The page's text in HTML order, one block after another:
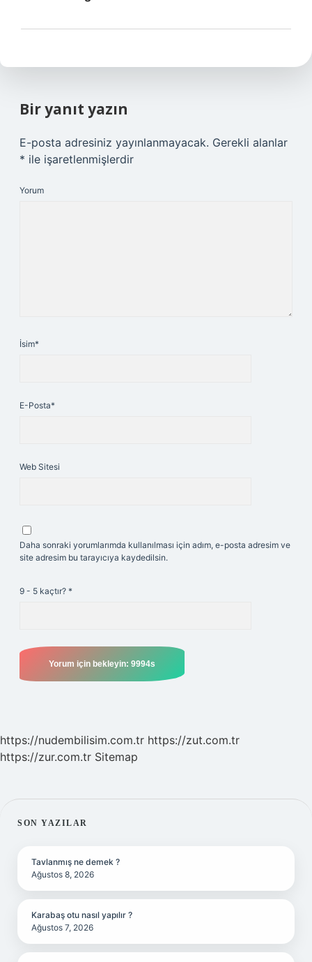
Bir yanıt yazın
E-posta adresiniz yayınlanmayacak. Gerekli alanlar
* ile işaretlenmişlerdir
Yorum
İsim*
E-Posta*
Web Sitesi
Daha sonraki yorumlarımda kullanılması için adım, e-posta adresim ve
site adresim bu tarayıcıya kaydedilsin.
9 - 5 kaçtır? *
https://nudembilisim.com.tr https://zut.com.tr
https://zur.com.tr Sitemap
SIDEBAR
SON YAZILAR
Tavlanmış ne demek ?
Ağustos 8, 2026
Karabaş otu nasıl yapılır ?
Ağustos 7, 2026